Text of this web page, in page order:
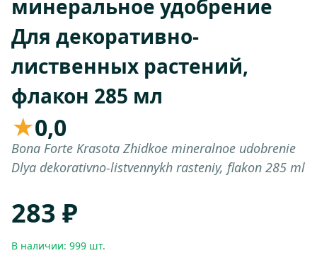
минеральное удобрение
Для декоративно-
лиственных растений,
флакон 285 мл
★0,0
Bona Forte Krasota Zhidkoe mineralnoe udobrenie
Dlya dekorativno-listvennykh rasteniy, flakon 285 ml
283 ₽
В наличии: 999 шт.